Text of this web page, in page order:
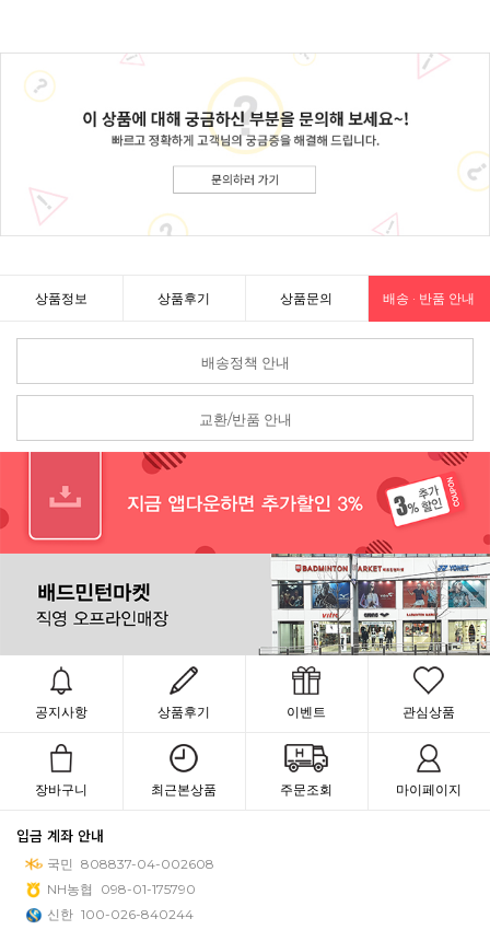
상품정보 상품후기 상품문의 배송 · 반품 안내
배송정책 안내
교환/반품 안내
공지사항 상품후기 이벤트 관심상품
장바구니 최근본상품 주문조회 마이페이지
입금 계좌 안내
국민 808837-04-002608
NH농협
098-01-175790
신한 100-026-840244